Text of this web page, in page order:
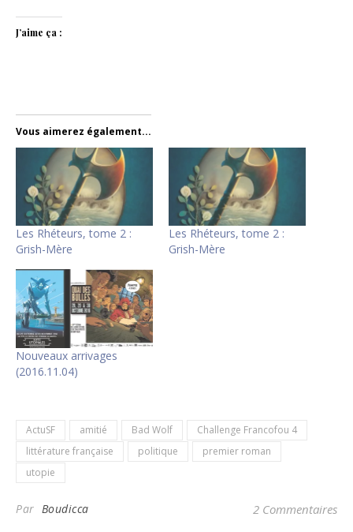
J’aime ça :
Vous aimerez également...
Les Rhéteurs, tome 2 :
Grish-Mère
Les Rhéteurs, tome 2 :
Grish-Mère
Nouveaux arrivages
(2016.11.04)
ActuSF amitié Bad Wolf
Challenge Francofou 4
littérature française
politique
premier roman
utopie
Par Boudicca 2 Commentaires